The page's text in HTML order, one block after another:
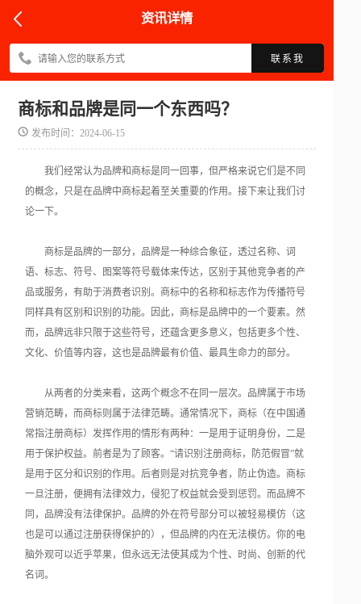
资讯详情
联系我
商标和品牌是同一个东西吗？
发布时间：2024-06-15
我们经常认为品牌和商标是同一回事，但严格来说它们是不同
的概念，只是在品牌中商标起着至关重要的作用。接下来让我们讨
论一下。
商标是品牌的一部分，品牌是一种综合象征，透过名称、词
语、标志、符号、图案等符号载体来传达，区别于其他竞争者的产
品或服务，有助于消费者识别。商标中的名称和标志作为传播符号
同样具有区别和识别的功能。因此，商标是品牌中的一个要素。然
而，品牌远非只限于这些符号，还蕴含更多意义，包括更多个性、
文化、价值等内容，这也是品牌最有价值、最具生命力的部分。
从两者的分类来看，这两个概念不在同一层次。品牌属于市场
营销范畴，而商标则属于法律范畴。通常情况下，商标（在中国通
常指注册商标）发挥作用的情形有两种：一是用于证明身份，二是
用于保护权益。前者是为了顾客。“请识别注册商标，防范假冒”就
是用于区分和识别的作用。后者则是对抗竞争者，防止伪造。商标
一旦注册，便拥有法律效力，侵犯了权益就会受到惩罚。而品牌不
同，品牌没有法律保护。品牌的外在符号部分可以被轻易模仿（这
也是可以通过注册获得保护的），但品牌的内在无法模仿。你的电
脑外观可以近乎苹果，但永远无法使其成为个性、时尚、创新的代
名词。